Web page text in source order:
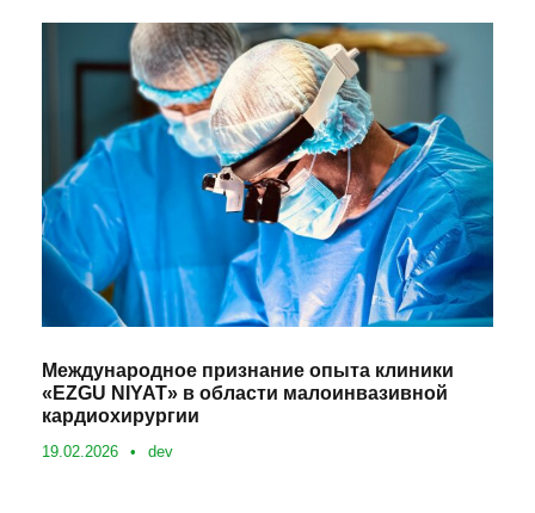
Международное признание опыта клиники
«EZGU NIYAT» в области малоинвазивной
кардиохирургии
19.02.2026 • dev